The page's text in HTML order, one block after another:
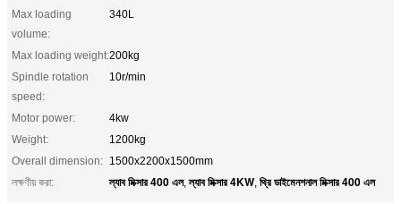
Max loading
volume:
340L
Max loading weight:200kg
Spindle rotation
speed:
10r/min
Motor power:
4kw
Weight:
1200kg
Overall dimension: 1500x2200x1500mm
লক্ষণীয় করা:
ল্যাব মিক্সার 400 এল,ল্যাব মিক্সার 4KW, থ্রি ডাইমেনশনাল মিক্সার 400 এল